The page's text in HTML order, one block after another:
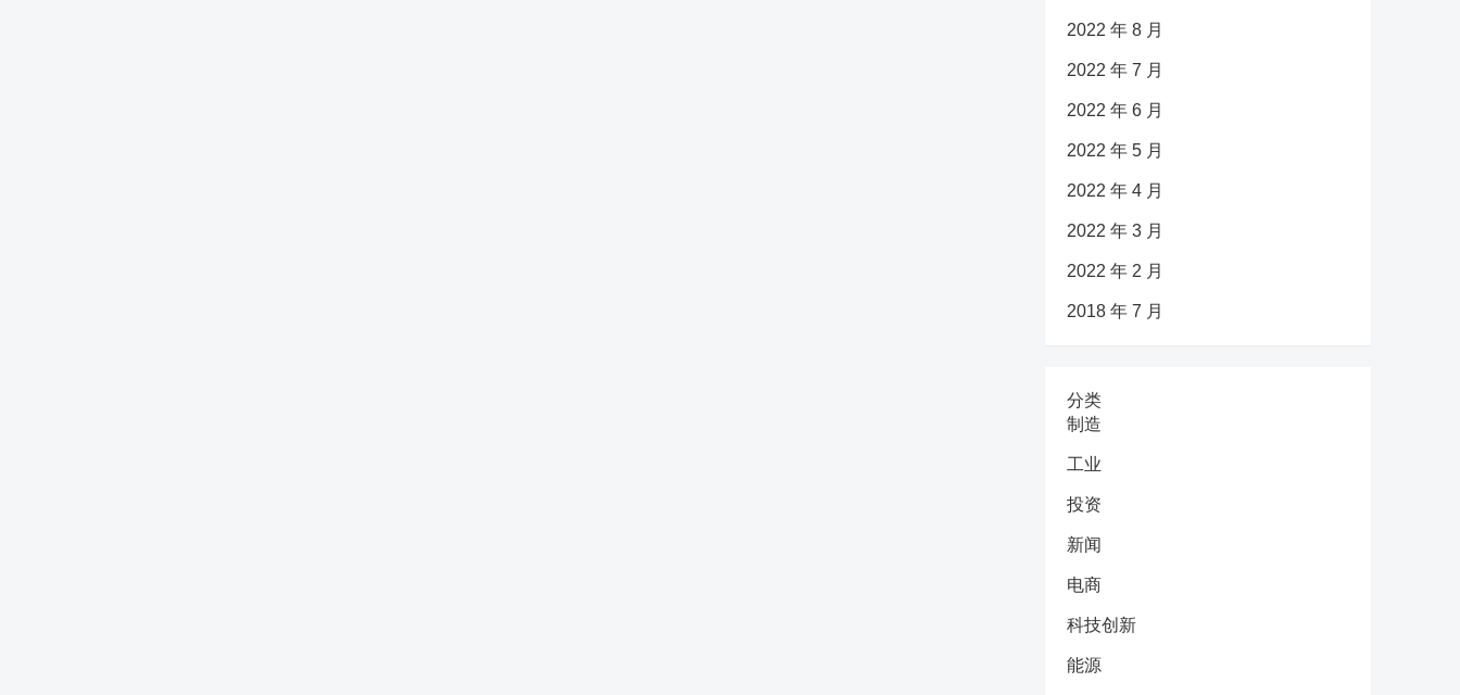
2022 年 8 月
2022 年 7 月
2022 年 6 月
2022 年 5 月
2022 年 4 月
2022 年 3 月
2022 年 2 月
2018 年 7 月
分类
制造
工业
投资
新闻
电商
科技创新
能源